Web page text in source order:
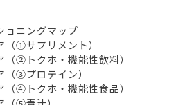
ニングマップ
①サプリメント）
②トクホ・機能性飲料）
③プロテイン）
④トクホ・機能性食品）